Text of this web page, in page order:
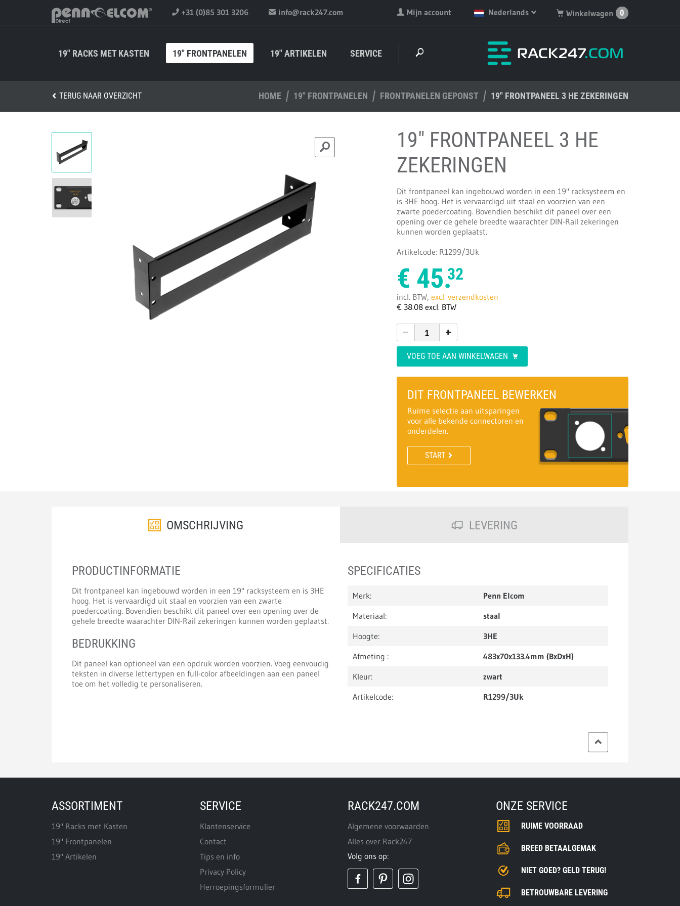
+31 (0)85 301 3206 info@rack247.com Winkelwagen 0
je winkelwagen.
Nederlands
Deutsch
Français
Mijn account
19" RACKS MET KASTEN 19" FRONTPANELEN 19" ARTIKELEN SERVICE
TERUG NAAR OVERZICHT HOME 19" FRONTPANELEN FRONTPANELEN GEPONST 19" FRONTPANEEL 3 HE ZEKERINGEN
19" FRONTPANEEL 3 HE
ZEKERINGEN
Dit frontpaneel kan ingebouwd worden in een 19" racksysteem en
is 3HE hoog. Het is vervaardigd uit staal en voorzien van een
zwarte poedercoating. Bovendien beschikt dit paneel over een
opening over de gehele breedte waarachter DIN-Rail zekeringen
kunnen worden geplaatst.
Artikelcode: R1299/3Uk
€ 45.32
incl. BTW, excl. verzendkosten
€ 38.08excl. BTW
VOEG TOE AAN WINKELWAGEN
DIT FRONTPANEEL BEWERKEN
Ruime selectie aan uitsparingen
voor alle bekende connectoren en
onderdelen.
START
OMSCHRIJVING LEVERING
PRODUCTINFORMATIE
Dit frontpaneel kan ingebouwd worden in een 19" racksysteem en is 3HE
hoog. Het is vervaardigd uit staal en voorzien van een zwarte
poedercoating. Bovendien beschikt dit paneel over een opening over de
gehele breedte waarachter DIN-Rail zekeringen kunnen worden geplaatst.
BEDRUKKING
Dit paneel kan optioneel van een opdruk worden voorzien. Voeg eenvoudig
teksten in diverse lettertypen en full-color afbeeldingen aan een paneel
toe om het volledig te personaliseren.
SPECIFICATIES
Merk:
Penn Elcom
Materiaal:
staal
Hoogte:
3HE
Afmeting :
483x70x133.4mm (BxDxH)
Kleur:
zwart
Artikelcode:
R1299/3Uk
ASSORTIMENT
19" Racks met Kasten
19" Frontpanelen
19" Artikelen
SERVICE
Klantenservice
Contact
Tips en info
Privacy Policy
Herroepingsformulier
RACK247.COM
Algemene voorwaarden
Alles over Rack247
Volg ons op:
ONZE SERVICE
RUIME VOORRAAD
BREED BETAALGEMAK
NIET GOED? GELD TERUG!
BETROUWBARE LEVERING